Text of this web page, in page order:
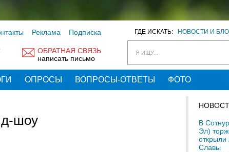
ГДЕ ИСКАТЬ: НОВОСТИ И
Я ИЩУ...
Реклама Подписка
ОБРАТНАЯ СВЯЗЬ
написать письмо
ОПРОСЫ ВОПРОСЫ-ОТВЕТЫ ФОТО
шоу
В
Эл)
Славы